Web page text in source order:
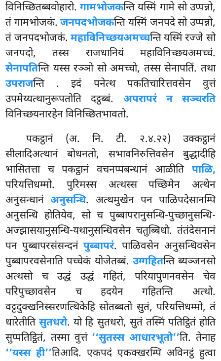
विनिच्छितब्बवोहारो.गामभोजकन्ति यस्मिं गामे सो उप्पन्नो,
तं गामभोजकं.जनपदभोजकन्ति यस्मिं जनपदे सो उप्पन्नो,
तं जनपदभोजकं. महाविनिच्छयअमच्चन्ति यस्मिं रज्जे सो
जनपदो, तस्स राजधानियं महाविनिच्छयअमच्चं.
सेनापतिन्ति यस्स रञ्ञो सो अमच्चो, तस्स सेनापतिं. तथा
उपराजन्ति . इदं पनेत्थ पकतिचारित्तवसेन वुत्तं
उपमेय्यत्थानुरूपतोति दट्ठब्बं. अपरापरं न सञ्चरति
विनिच्छयनारहेन विनिच्छितभावतो.
पकट्ठानं (अ. नि. टी. २.४.२२) उक्कट्ठानं
सीलादिअत्थानं बोधनतो, सभावनिरुत्तिवसेन बुद्धादीहि
भासितत्ता च पकट्ठानं वचनप्पबन्धानं आळीति पाळि,
परियत्तिधम्मो. पुरिमस्स अत्थस्स पच्छिमेन अत्थेन
अनुसन्धानंअनुसन्धि. अत्थमुखेन पन पाळिपदेसानम्पि
अनुसन्धि होतियेव, सो च पुब्बापरानुसन्धि-पुच्छानुसन्धि-
अज्झासयानुसन्धि-यथानुसन्धिवसेन चतुब्बिधो. तंतंदेसनानं
पन पुब्बापरसंसन्दनं पुब्बापरं. पाळिवसेन अनुसन्धिवसेन
पुब्बापरवसेनाति पच्चेकं योजेतब्बं. उग्गहितन्ति ब्यञ्जनसो
अत्थसो च उद्धं उद्धं गहितं, परियापुणनवसेन चेव
परिपुच्छावसेन च हदयेन गहितन्ति अत्थो.
वट्टदुक्खनिस्सरणत्थिकेहि सोतब्बतो सुतं, परियत्तिधम्मो, तं
धारेतीतिसुतधरो. यो हि सुतधरो, सुतं तस्मिं पतिट्ठितं होति
सुप्पतिट्ठितं, तस्मा वुत्तं ‘‘सुतस्स आधारभूतो’’ति. तेनाह
‘‘यस्स ही’’तिआदि. एकपदं एकक्खरम्पि अविनट्ठं हुत्वा